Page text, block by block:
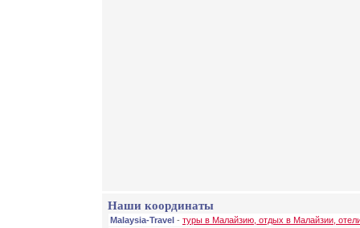
Наши координаты
Malaysia-Travel - туры в Малайзию, отдых в Малайзии,